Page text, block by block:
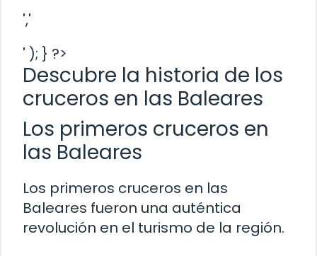
','
' ); } ?>
Descubre la historia de los
cruceros en las Baleares
Los primeros cruceros en
las Baleares
Los primeros cruceros en las
Baleares fueron una auténtica
revolución en el turismo de la región.